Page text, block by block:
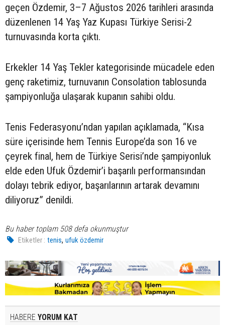
geçen Özdemir, 3–7 Ağustos 2026 tarihleri arasında
düzenlenen 14 Yaş Yaz Kupası Türkiye Serisi-2
turnuvasında korta çıktı.
Erkekler 14 Yaş Tekler kategorisinde mücadele eden
genç raketimiz, turnuvanın Consolation tablosunda
şampiyonluğa ulaşarak kupanın sahibi oldu.
Tenis Federasyonu’ndan yapılan açıklamada, “Kısa
süre içerisinde hem Tennis Europe’da son 16 ve
çeyrek final, hem de Türkiye Serisi’nde şampiyonluk
elde eden Ufuk Özdemir’i başarılı performansından
dolayı tebrik ediyor, başarılarının artarak devamını
diliyoruz” denildi.
Bu haber toplam 508 defa okunmuştur
Etiketler : tenis,ufuk özdemir
HABERE YORUM KAT